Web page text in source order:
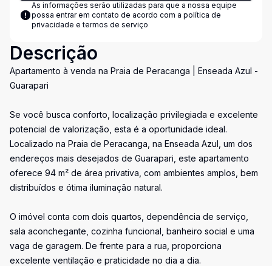
As informações serão utilizadas para que a nossa equipe
possa entrar em contato de acordo com a política de
privacidade e termos de serviço
Descrição
Apartamento à venda na Praia de Peracanga | Enseada Azul -
Guarapari
Se você busca conforto, localização privilegiada e excelente
potencial de valorização, esta é a oportunidade ideal.
Localizado na Praia de Peracanga, na Enseada Azul, um dos
endereços mais desejados de Guarapari, este apartamento
oferece 94 m² de área privativa, com ambientes amplos, bem
distribuídos e ótima iluminação natural.
O imóvel conta com dois quartos, dependência de serviço,
sala aconchegante, cozinha funcional, banheiro social e uma
vaga de garagem. De frente para a rua, proporciona
excelente ventilação e praticidade no dia a dia.